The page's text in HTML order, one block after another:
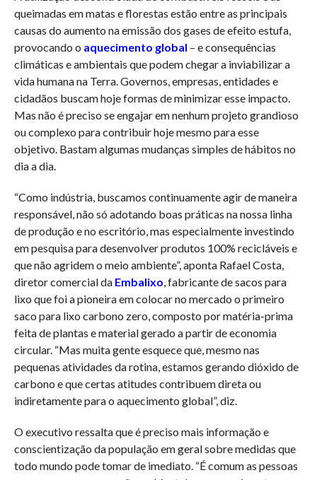
queimadas em matas e florestas estão entre as principais
causas do aumento na emissão dos gases de efeito estufa,
provocando o aquecimento global – e consequências
climáticas e ambientais que podem chegar a inviabilizar a
vida humana na Terra. Governos, empresas, entidades e
cidadãos buscam hoje formas de minimizar esse impacto.
Mas não é preciso se engajar em nenhum projeto grandioso
ou complexo para contribuir hoje mesmo para esse
objetivo. Bastam algumas mudanças simples de hábitos no
dia a dia.
“Como indústria, buscamos continuamente agir de maneira
responsável, não só adotando boas práticas na nossa linha
de produção e no escritório, mas especialmente investindo
em pesquisa para desenvolver produtos 100% recicláveis e
que não agridem o meio ambiente”, aponta Rafael Costa,
diretor comercial da Embalixo, fabricante de sacos para
lixo que foi a pioneira em colocar no mercado o primeiro
saco para lixo carbono zero, composto por matéria-prima
feita de plantas e material gerado a partir de economia
circular. “Mas muita gente esquece que, mesmo nas
pequenas atividades da rotina, estamos gerando dióxido de
carbono e que certas atitudes contribuem direta ou
indiretamente para o aquecimento global”, diz.
O executivo ressalta que é preciso mais informação e
conscientização da população em geral sobre medidas que
todo mundo pode tomar de imediato. “É comum as pessoas